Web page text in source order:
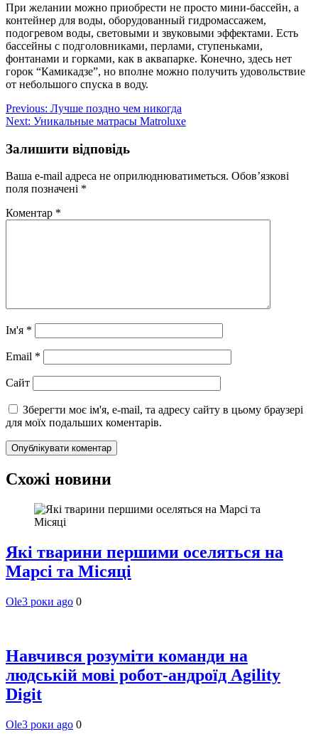
При желании можно приобрести не просто мини-бассейн, а
контейнер для воды, оборудованный гидромассажем,
подогревом воды, световыми и звуковыми эффектами. Есть
бассейны с подголовниками, перлами, ступеньками,
фонтанами и горками, как в аквапарке. Конечно, здесь нет
горок “Камикадзе”, но вполне можно получить удовольствие
от небольшого спуска в воду.
Навігація
записів
Previous: Лучше поздно чем никогда
Next: Уникальные матрасы Matroluxe
Залишити відповідь
Ваша e-mail адреса не оприлюднюватиметься. Обов’язкові
поля позначені *
Коментар *
Ім'я *
Email *
Сайт
Зберегти моє ім'я, e-mail, та адресу сайту в цьому браузері
для моїх подальших коментарів.
Схожі новини
Які тварини першими оселяться на
Марсі та Місяці
Ole3 роки ago 0
Навчився розуміти команди на
людській мові робот-андроїд Agility
Digit
Ole3 роки ago 0